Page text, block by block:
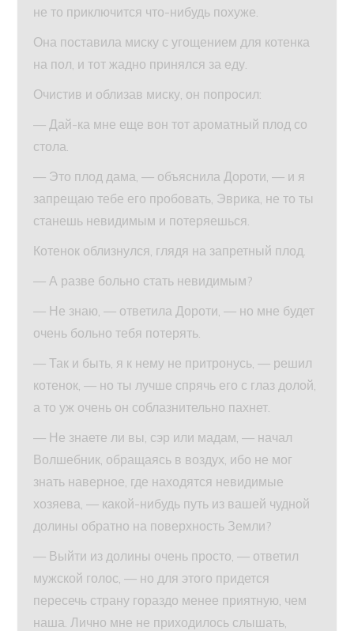
не то приключится что-нибудь похуже.
Она поставила миску с угощением для котенка
на пол, и тот жадно принялся за еду.
Очистив и облизав миску, он попросил:
— Дай-ка мне еще вон тот ароматный плод со
стола.
— Это плод дама, — объяснила Дороти, — и я
запрещаю тебе его пробовать, Эврика, не то ты
станешь невидимым и потеряешься.
Котенок облизнулся, глядя на запретный плод.
— А разве больно стать невидимым?
— Не знаю, — ответила Дороти, — но мне будет
очень больно тебя потерять.
— Так и быть, я к нему не притронусь, — решил
котенок, — но ты лучше спрячь его с глаз долой,
а то уж очень он соблазнительно пахнет.
— Не знаете ли вы, сэр или мадам, — начал
Волшебник, обращаясь в воздух, ибо не мог
знать наверное, где находятся невидимые
хозяева, — какой-нибудь путь из вашей чудной
долины обратно на поверхность Земли?
— Выйти из долины очень просто, — ответил
мужской голос, — но для этого придется
пересечь страну гораздо менее приятную, чем
наша. Лично мне не приходилось слышать,